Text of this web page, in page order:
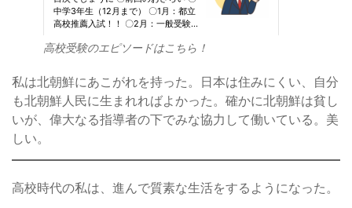
高校受験のエピソードはこちら！
私は北朝鮮にあこがれを持った。日本は住みにくい、自分
も北朝鮮人民に生まれればよかった。確かに北朝鮮は貧し
いが、偉大なる指導者の下でみな協力して働いている。美
しい。
高校時代の私は、進んで質素な生活をするようになった。